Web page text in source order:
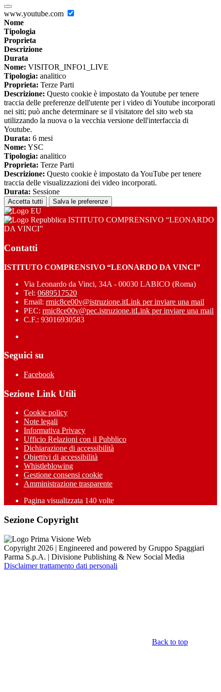
www.youtube.com
Nome
Tipologia
Proprieta
Descrizione
Durata
Nome: VISITOR_INFO1_LIVE
Tipologia: analitico
Proprieta: Terze Parti
Descrizione: Questo cookie è impostato da Youtube per tenere
traccia delle preferenze dell'utente per i video di Youtube incorporati
nei siti; può anche determinare se il visitatore del sito web sta
utilizzando la nuova o la vecchia versione dell'interfaccia di
Youtube.
Durata: 6 mesi
Nome: YSC
Tipologia: analitico
Proprieta: Terze Parti
Descrizione: Questo cookie è impostato da YouTube per tenere
traccia delle visualizzazioni dei video incorporati.
Durata: Sessione
Accetta tutti Salva le preferenze
ISTITUTO COMPRENSIVO “LEONARDO
DA VINCI”
Contatti
ISTITUTO COMPRENSIVO “LEONARDO DA VINCI”
Via Leonardo da Vinci, 34A - 00030 LABICO (Roma)
Tel: 0689517520
Email: rmic8ce00v@istruzione.itLink per inviare una mail
PEC: rmic8ce00v@pec.istruzione.itLink per inviare una mail
C.F.: 93016930583
Seguici su
Facebook
Sezione Link Utili
Cookie policy
Note legali
Informativa Privacy
Ufficio Relazioni con il Pubblico
Dichiarazione di accessibilità
Obiettivi di accessibilità
Whistleblowing
Gestione consensi cookie
Amministrazione trasparente
Pagina visualizzata 140 volte
Sezione Copyright
Copyright 2026 | Engineered and powered by Gruppo Spaggiari
Parma S.p.A. | Divisione Publishing & New Social Media
Disclaimer trattamento dati personali
Back to top